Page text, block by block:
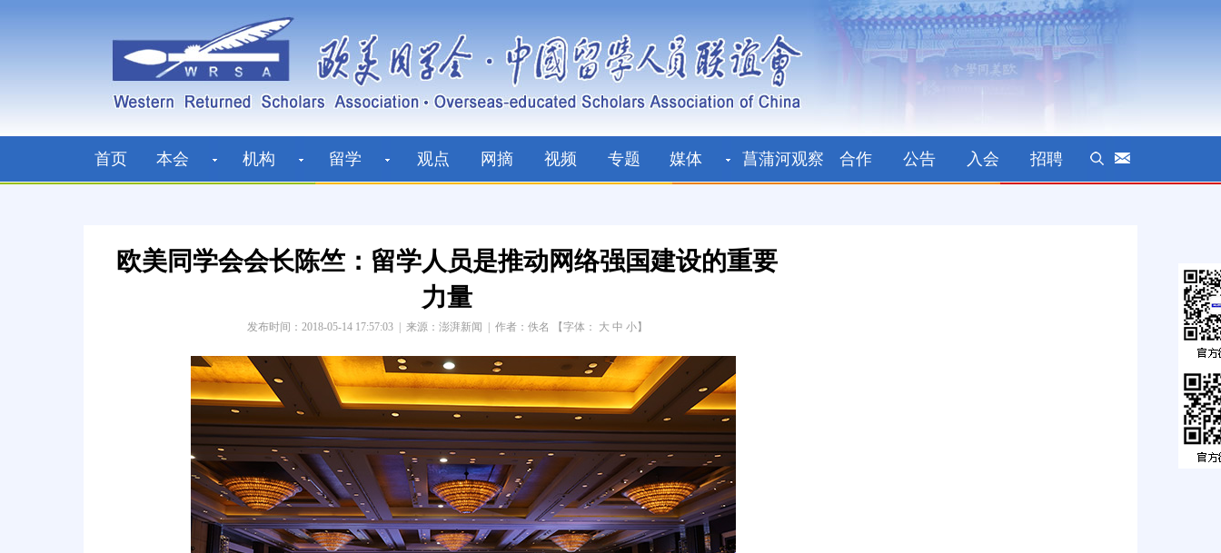
首页 本会 机构 留学 观点 网摘 视频 专题 媒体 菖蒲河观察 合作 公告 入会 招聘
欧美同学会会长陈竺：留学人员是推动网络强国建设的重要
力量
发布时间：2018-05-14 17:57:03| 来源：澎湃新闻 作者：佚名 【字体： 大 中 小】